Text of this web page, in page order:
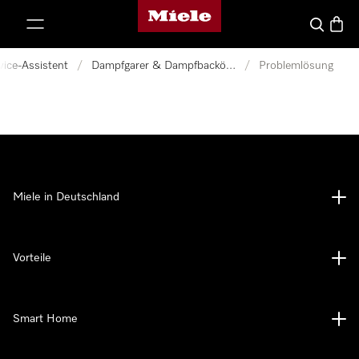
Miele-Homepage
Suche
Assistent / Dampfgarer & Dampfbacköfen / Problemlösung
Miele in Deutschland
Vorteile
Smart Home